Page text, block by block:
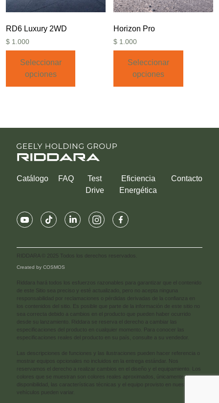
RD6 Luxury 2WD
$ 1.000
Seleccionar
opciones
Horizon Pro
$ 1.000
Seleccionar
opciones
Catálogo FAQ
Test
Drive
Eficiencia
Energética
Contacto
RIDDARA © 2025 Todos los derechos reservados.
Created by COSMOS
Riddara hará todos los esfuerzos razonables para garantizar que el contenido
de este Sitio sea preciso y esté actualizado, pero no acepta ninguna
responsabilidad por reclamaciones o pérdidas derivadas de la confianza en
los contenidos del sitio. Es posible que parte de la información de este sitio no
sea correcta debido a cambios en el producto que pueden haber ocurrido
desde su lanzamiento. Riddara se reserva el derecho a cambiar las
especificaciones del producto en cualquier momento. Para conocer las
especificaciones reales del producto en su país, consulte a su vendedor.
Las descripciones de funciones y las ilustraciones pueden hacer referencia o
mostrar equipos opcionales no incluidos en la entrega estándar. Nos
reservamos el derecho a realizar cambios en el diseño y el equipamiento. Los
colores que se muestran son colores reales aproximados, únicamente. La
disponibilidad, las características técnicas y el equipo provisto en nuestros
vehículos pueden variar.